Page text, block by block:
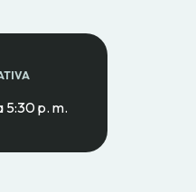
5:30 p. m.